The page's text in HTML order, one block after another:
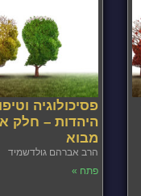
פסיכולוגיה
היהדות – חלק
מבוא
הרב אברהם גולדשמיד
פתח »